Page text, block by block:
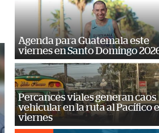
Agenda para Guatemala este
viernes en Santo Domingo
Percances viales generan caos
vehicular en la ruta al Pacífico
viernes